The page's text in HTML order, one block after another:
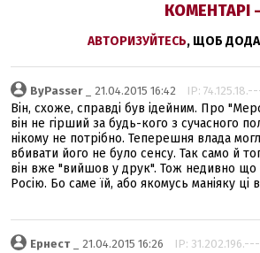
КОМЕНТАРІ
АВТОРИЗУЙТЕСЬ, ЩОБ
ByPasser_ 21.04.2015 16:42 IP:
Він, схоже, справді був ідейним. Про
він не гірший за будь-кого з сучасного
нікому не потрібно. Теперешня влада
вбивати його не було сенсу. Так само й
він вже "вийшов у друк". Тож недивно що
Росію. Бо саме їй, або якомусь маніяку ці
Ернест_ 21.04.2015 16:26 IP: 31.202.196.---